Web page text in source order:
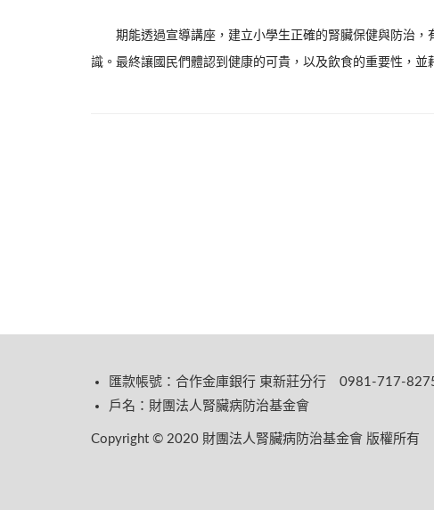
期能透過宣導講座，建立小學生正確的腎臟保健與防治，
識。最終讓國民們體認到健康的可貴，以及飲食的重要性，
匯款帳號：合作金庫銀行 東新莊分行 0981-717-
戶名：財團法人腎臟病防治基金會
Copyright © 2020 財團法人腎臟病防治基金會 版權所有